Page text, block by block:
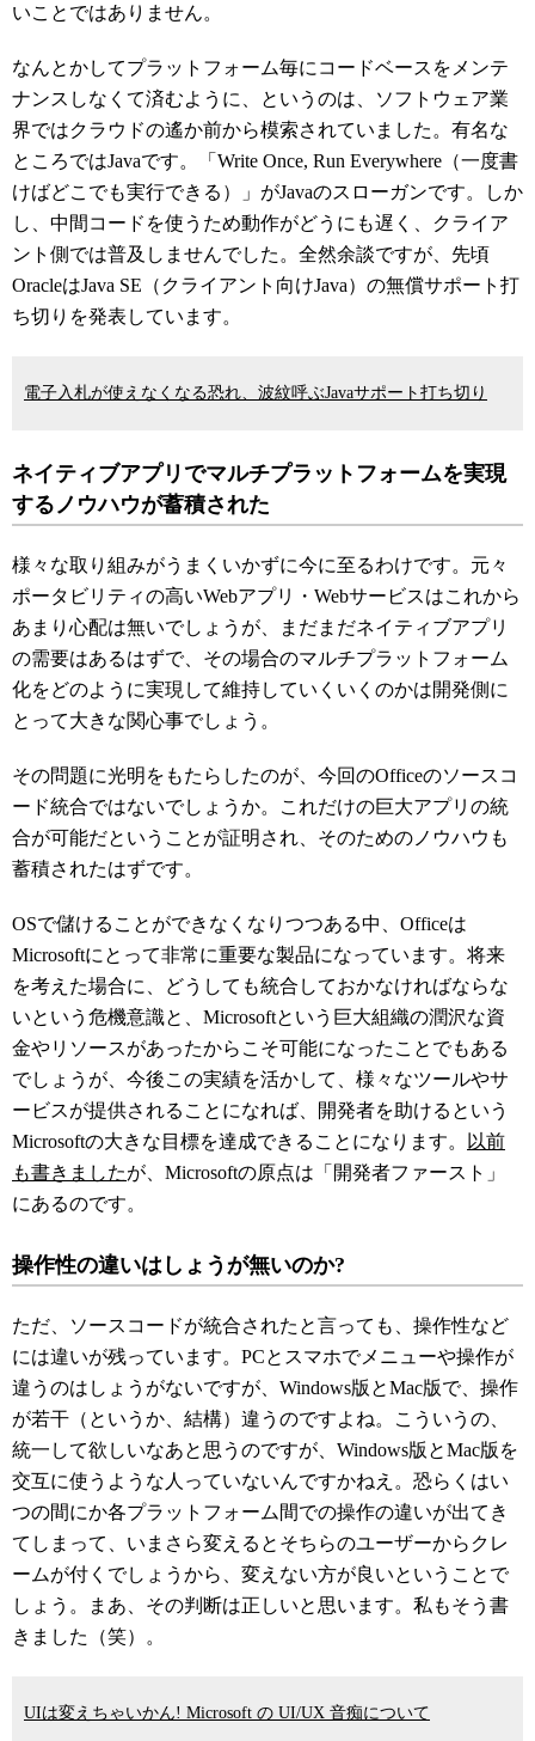
いことではありません。
なんとかしてプラットフォーム毎にコードベースをメンテ
ナンスしなくて済むように、というのは、ソフトウェア業
界ではクラウドの遙か前から模索されていました。有名な
ところではJavaです。「Write Once, Run Everywhere（一度書
けばどこでも実行できる）」がJavaのスローガンです。しか
し、中間コードを使うため動作がどうにも遅く、クライア
ント側では普及しませんでした。全然余談ですが、先頃
OracleはJava SE（クライアント向けJava）の無償サポート打
ち切りを発表しています。
電子入札が使えなくなる恐れ、波紋呼ぶJavaサポート打ち切り
ネイティブアプリでマルチプラットフォームを実現
するノウハウが蓄積された
様々な取り組みがうまくいかずに今に至るわけです。元々
ポータビリティの高いWebアプリ・Webサービスはこれから
あまり心配は無いでしょうが、まだまだネイティブアプリ
の需要はあるはずで、その場合のマルチプラットフォーム
化をどのように実現して維持していくいくのかは開発側に
とって大きな関心事でしょう。
その問題に光明をもたらしたのが、今回のOfficeのソースコ
ード統合ではないでしょうか。これだけの巨大アプリの統
合が可能だということが証明され、そのためのノウハウも
蓄積されたはずです。
OSで儲けることができなくなりつつある中、Officeは
Microsoftにとって非常に重要な製品になっています。将来
を考えた場合に、どうしても統合しておかなければならな
いという危機意識と、Microsoftという巨大組織の潤沢な資
金やリソースがあったからこそ可能になったことでもある
でしょうが、今後この実績を活かして、様々なツールやサ
ービスが提供されることになれば、開発者を助けるという
Microsoftの大きな目標を達成できることになります。
以前
も書きましたが、Microsoftの原点は「開発者ファースト」
にあるのです。
操作性の違いはしょうが無いのか?
ただ、ソースコードが統合されたと言っても、操作性など
には違いが残っています。PCとスマホでメニューや操作が
違うのはしょうがないですが、Windows版とMac版で、操作
が若干（というか、結構）違うのですよね。こういうの、
統一して欲しいなあと思うのですが、Windows版とMac版を
交互に使うような人っていないんですかねえ。恐らくはい
つの間にか各プラットフォーム間での操作の違いが出てき
てしまって、いまさら変えるとそちらのユーザーからクレ
ームが付くでしょうから、変えない方が良いということで
しょう。まあ、その判断は正しいと思います。私もそう書
きました（笑）。
UIは変えちゃいかん! Microsoft の UI/UX 音痴について